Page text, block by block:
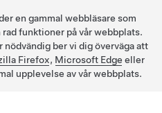
en gammal webbläsare som
funktioner på vår webbplats.
nödvändig ber vi dig överväga att
Firefox, Microsoft Edge eller
upplevelse av vår webbplats.